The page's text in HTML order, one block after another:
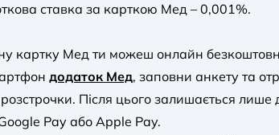
ставка за карткою Мед – 0,001%.
картку Мед ти можеш онлайн
додаток Мед, заповни анкету та
Після цього залишається лише
Pay або Apple Pay.